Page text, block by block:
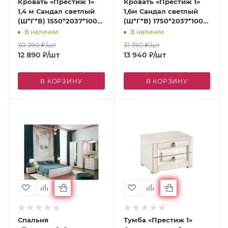
1,4 м Сандал светлый
(Ш*Г*В) 1550*2037*1000
ммВ наличии
30 390₽/шт
12 890 ₽/шт
В КОРЗИНУ
1,6м Сандал светлый
(Ш*Г*В) 1750*2037*1000
ммВ наличии
31 390₽/шт
13 940 ₽/шт
В КОРЗИНУ
Спальня
Тумба «Престиж 1»